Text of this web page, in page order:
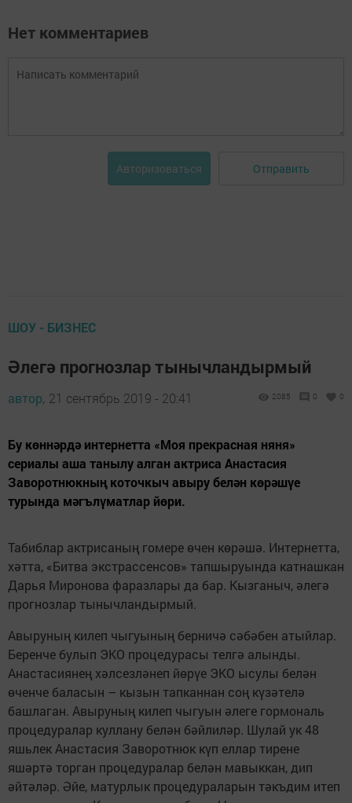
Нет комментариев
Авторизоваться Отправить
ШОУ - БИЗНЕС
Әлегә прогнозлар тынычландырмый
автор, 21 сентябрь 2019 - 20:41 2085 0 0
Бу көннәрдә интернетта «Моя прекрасная няня»
сериалы аша танылу алган актриса Анастасия
Заворотнюкның коточкыч авыру белән көрәшүе
турында мәгълүматлар йөри.
Табиблар актрисаның гомере өчен көрәшә. Интернетта,
хәтта, «Битва экстрассенсов» тапшыруында катнашкан
Дарья Миронова фаразлары да бар. Кызганыч, әлегә
прогнозлар тынычландырмый.
Авыруның килеп чыгуының берничә сәбәбен атыйлар.
Беренче булып ЭКО процедурасы телгә алынды.
Анастасиянең хәлсезләнеп йөрүе ЭКО ысулы белән
өченче баласын – кызын тапканнан соң күзәтелә
башлаган. Авыруның килеп чыгуын әлеге гормональ
процедуралар куллану белән бәйлиләр. Шулай ук 48
яшьлек Анастасия Заворотнюк күп еллар тирене
яшәртә торган процедуралар белән мавыккан, дип
әйтәләр. Әйе, матурлык процедураларын тәкъдим итеп